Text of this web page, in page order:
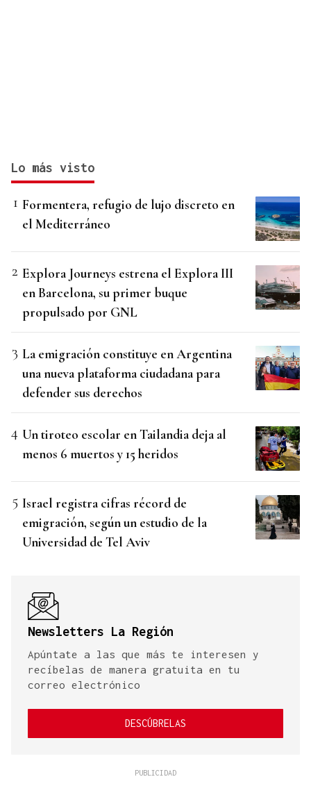
Lo más visto
Formentera, refugio de lujo discreto en
el Mediterráneo
Explora Journeys estrena el Explora III
en Barcelona, su primer buque
propulsado por GNL
La emigración constituye en Argentina
una nueva plataforma ciudadana para
defender sus derechos
Un tiroteo escolar en Tailandia deja al
menos 6 muertos y 15 heridos
Israel registra cifras récord de
emigración, según un estudio de la
Universidad de Tel Aviv
Newsletters La Región
Apúntate a las que más te interesen y
recíbelas de manera gratuita en tu
correo electrónico
DESCÚBRELAS